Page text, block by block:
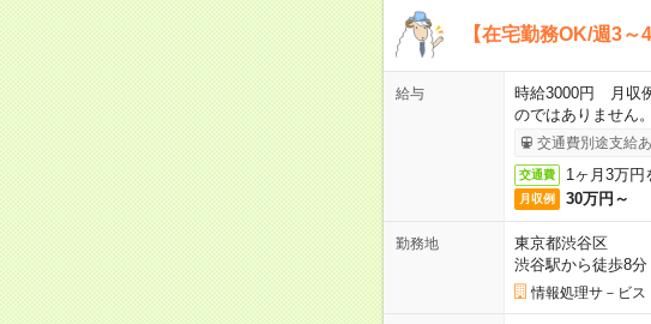
【在宅勤務OK/週3
給与
時給3000円 月収
のではありません
交通費別途支給
交通費 1ヶ月3万円
月収例 30万円～
勤務地
東京都渋谷区
渋谷駅から徒歩8分
情報処理サ－ビス